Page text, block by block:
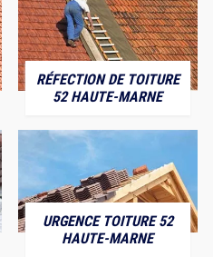
RÉFECTION DE TOITURE
52 HAUTE-MARNE
URGENCE TOITURE 52
HAUTE-MARNE